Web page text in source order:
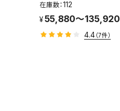
112
55,880～135,920
4.4（7件）